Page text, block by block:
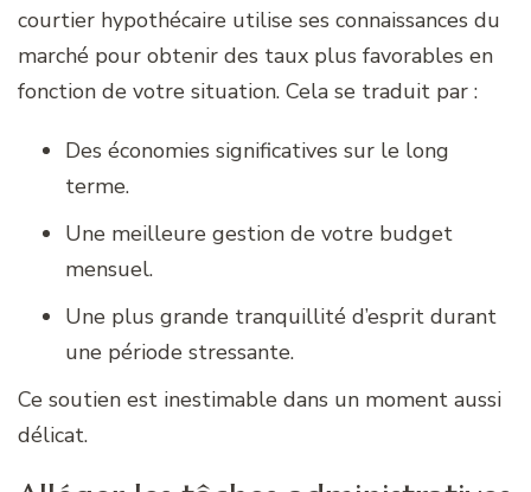
courtier hypothécaire utilise ses connaissances du
marché pour obtenir des taux plus favorables en
fonction de votre situation. Cela se traduit par :
Des économies significatives sur le long
terme.
Une meilleure gestion de votre budget
mensuel.
Une plus grande tranquillité d’esprit durant
une période stressante.
Ce soutien est inestimable dans un moment aussi
délicat.